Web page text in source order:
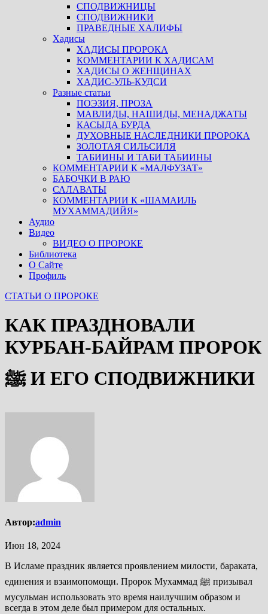
СПОДВИЖНИЦЫ
СПОДВИЖНИКИ
ПРАВЕДНЫЕ ХАЛИФЫ
Хадисы
ХАДИСЫ ПРОРОКА
КОММЕНТАРИИ К ХАДИСАМ
ХАДИСЫ О ЖЕНЩИНАХ
ХАДИС-УЛЬ-КУДСИ
Разные статьи
ПОЭЗИЯ, ПРОЗА
МАВЛИДЫ, НАШИДЫ, МЕНАДЖАТЫ
КАСЫДА БУРДА
ДУХОВНЫЕ НАСЛЕДНИКИ ПРОРОКА
ЗОЛОТАЯ СИЛЬСИЛЯ
ТАБИИНЫ И ТАБИ ТАБИИНЫ
КОММЕНТАРИИ К «МАЛФУЗАТ»
БАБОЧКИ В РАЮ
САЛАВАТЫ
КОММЕНТАРИИ К «ШАМАИЛЬ
МУХАММАДИЙЯ»
Аудио
Видео
ВИДЕО О ПРОРОКЕ
Библиотека
О Сайте
Профиль
СТАТЬИ О ПРОРОКЕ
КАК ПРАЗДНОВАЛИ
КУРБАН-БАЙРАМ ПРОРОК
ﷺ И ЕГО СПОДВИЖНИКИ
Автор:admin
Июн 18, 2024
В Исламе праздник является проявлением милости, бараката,
единения и взаимопомощи. Пророк Мухаммад ﷺ призывал
мусульман использовать это время наилучшим образом и
всегда в этом деле был примером для остальных.